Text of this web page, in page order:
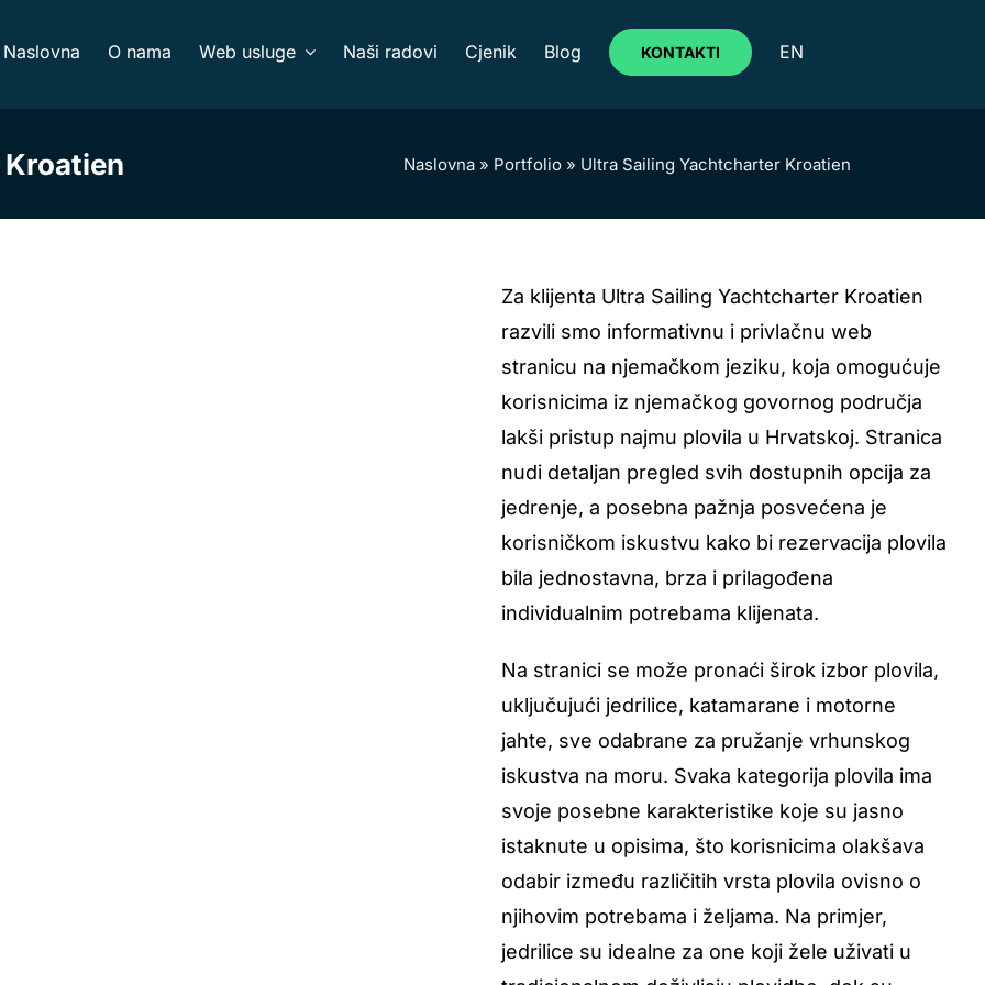
Naslovna O nama Web usluge Naši radovi Cjenik Blog KONTAKTI EN
Naslovna » Portfolio » Ultra Sailing Yachtcharter Kroatien
Za klijenta Ultra Sailing Yachtcharter Kroatien
razvili smo informativnu i privlačnu web
stranicu na njemačkom jeziku, koja omogućuje
korisnicima iz njemačkog govornog područja
lakši pristup najmu plovila u Hrvatskoj. Stranica
nudi detaljan pregled svih dostupnih opcija za
jedrenje, a posebna pažnja posvećena je
korisničkom iskustvu kako bi rezervacija plovila
bila jednostavna, brza i prilagođena
individualnim potrebama klijenata.
Na stranici se može pronaći širok izbor plovila,
uključujući jedrilice, katamarane i motorne
jahte, sve odabrane za pružanje vrhunskog
iskustva na moru. Svaka kategorija plovila ima
svoje posebne karakteristike koje su jasno
istaknute u opisima, što korisnicima olakšava
odabir između različitih vrsta plovila ovisno o
njihovim potrebama i željama. Na primjer,
jedrilice su idealne za one koji žele uživati u